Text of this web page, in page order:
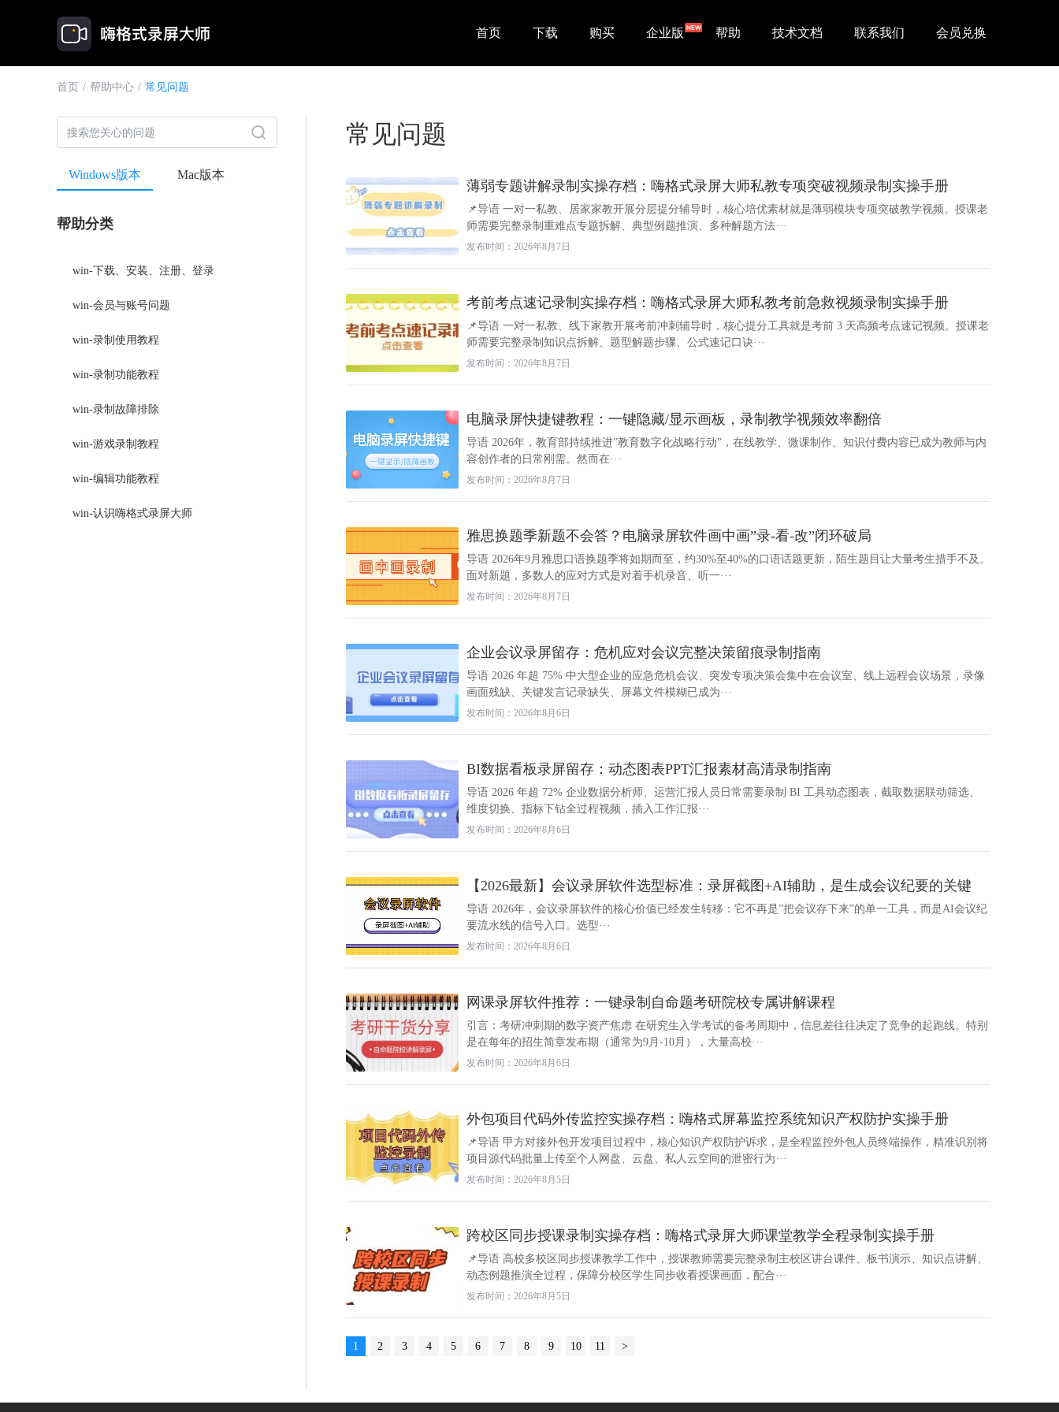
首页 下载 购买 企业版 帮助 技术文档 联系我们 会员兑换
首页 / 帮助中心 / 常见问题
常见问题
薄弱专题讲解录制实操存档：嗨格式录屏大师私教专项突破视频录制实操手册
📌导语 一对一私教、居家家教开展分层提分辅导时，核心培优素材就是薄弱模块专项突破教学视频。授课老
师需要完整录制重难点专题拆解、典型例题推演、多种解题方法···
发布时间：2026年8月7日
考前考点速记录制实操存档：嗨格式录屏大师私教考前急救视频录制实操手册
📌导语 一对一私教、线下家教开展考前冲刺辅导时，核心提分工具就是考前 3 天高频考点速记视频。授课老
师需要完整录制知识点拆解、题型解题步骤、公式速记口诀···
发布时间：2026年8月7日
电脑录屏快捷键教程：一键隐藏/显示画板，录制教学视频效率翻倍
导语 2026年，教育部持续推进”教育数字化战略行动”，在线教学、微课制作、知识付费内容已成为教师与内
容创作者的日常刚需。然而在···
发布时间：2026年8月7日
雅思换题季新题不会答？电脑录屏软件画中画”录-看-改”闭环破局
导语 2026年9月雅思口语换题季将如期而至，约30%至40%的口语话题更新，陌生题目让大量考生措手不及。
面对新题，多数人的应对方式是对着手机录音、听一···
发布时间：2026年8月7日
企业会议录屏留存：危机应对会议完整决策留痕录制指南
导语 2026 年超 75% 中大型企业的应急危机会议、突发专项决策会集中在会议室、线上远程会议场景，录像
画面残缺、关键发言记录缺失、屏幕文件模糊已成为···
发布时间：2026年8月6日
BI数据看板录屏留存：动态图表PPT汇报素材高清录制指南
导语 2026 年超 72% 企业数据分析师、运营汇报人员日常需要录制 BI 工具动态图表，截取数据联动筛选、
维度切换、指标下钻全过程视频，插入工作汇报···
发布时间：2026年8月6日
【2026最新】会议录屏软件选型标准：录屏截图+AI辅助，是生成会议纪要的关键
导语 2026年，会议录屏软件的核心价值已经发生转移：它不再是”把会议存下来”的单一工具，而是AI会议纪
要流水线的信号入口。选型···
发布时间：2026年8月6日
网课录屏软件推荐：一键录制自命题考研院校专属讲解课程
引言：考研冲刺期的数字资产焦虑 在研究生入学考试的备考周期中，信息差往往决定了竞争的起跑线。特别
是在每年的招生简章发布期（通常为9月-10月），大量高校···
发布时间：2026年8月6日
外包项目代码外传监控实操存档：嗨格式屏幕监控系统知识产权防护实操手册
📌导语 甲方对接外包开发项目过程中，核心知识产权防护诉求，是全程监控外包人员终端操作，精准识别将
项目源代码批量上传至个人网盘、云盘、私人云空间的泄密行为···
发布时间：2026年8月5日
跨校区同步授课录制实操存档：嗨格式录屏大师课堂教学全程录制实操手册
📌导语 高校多校区同步授课教学工作中，授课教师需要完整录制主校区讲台课件、板书演示、知识点讲解、
动态例题推演全过程，保障分校区学生同步收看授课画面，配合···
发布时间：2026年8月5日
1 2 3 4 5 6 7 8 9 10 11 >
Windows版本 Mac版本
帮助分类
win-下载、安装、注册、登录
win-会员与账号问题
win-录制使用教程
win-录制功能教程
win-录制故障排除
win-游戏录制教程
win-编辑功能教程
win-认识嗨格式录屏大师